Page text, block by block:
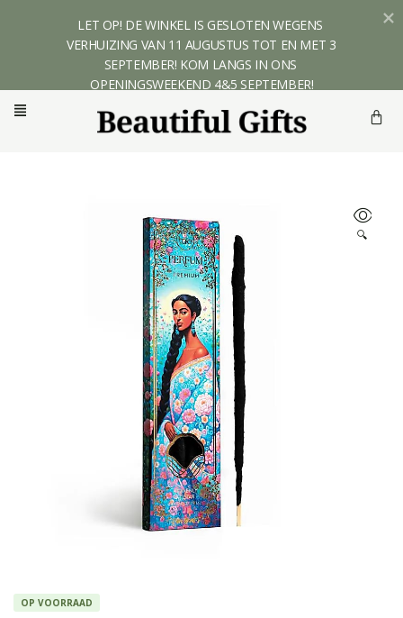
🔍
OP VOORRAAD
LET OP! DE WINKEL IS GESLOTEN WEGENS
VERHUIZING VAN 11 AUGUSTUS TOT EN MET 3
SEPTEMBER! KOM LANGS IN ONS
OPENINGSWEEKEND 4&5 SEPTEMBER!